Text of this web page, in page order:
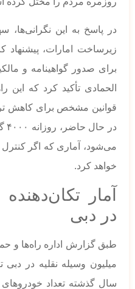
در پاسخ به این نگرانی‌ها،
زیرساخت امارات، پیشنهاد
برای صدور گواهینامه و
الحمادی تأکید کرد که این
قوانین مشخص برای کاهش
می‌شود، آماری که اگر
خواهد کرد.
آمار
در دبی
میلیون وسیله نقلیه در